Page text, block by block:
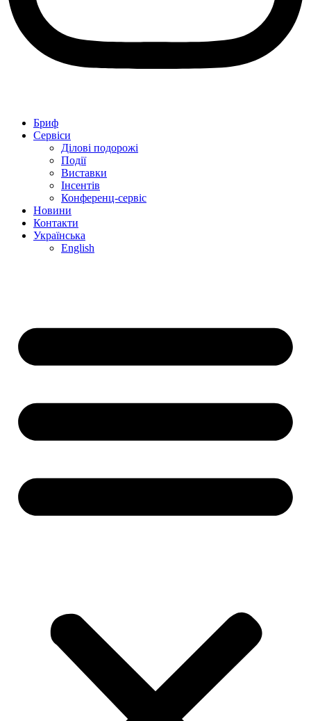
Бриф
Сервіси
Ділові подорожі
Події
Виставки
Інсентів
Конференц-сервіс
Новини
Контакти
Українська
English